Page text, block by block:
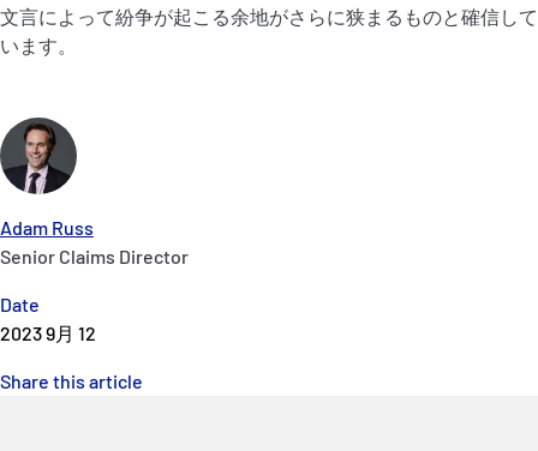
Adam Russ
Senior Claims Director
Date
2023 9月 12
Share this article
文言によって紛争が起こる余地がさらに狭まるものと確信して
います。